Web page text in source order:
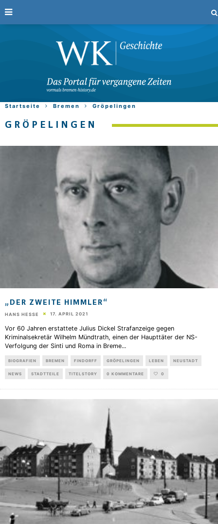
Startseite Bremen Gröpelingen
GRÖPELINGEN
„DER ZWEITE HIMMLER“
HANS HESSE 17. APRIL 2021
Vor 60 Jahren erstattete Julius Dickel Strafanzeige gegen
Kriminalsekretär Wilhelm Mündtrath, einen der Haupttäter der NS-
Verfolgung der Sinti und Roma in Breme...
BIOGRAFIEN BREMEN FINDORFF GRÖPELINGEN LEBEN NEUSTADT
NEWS STADTTEILE TITELSTORY 0 KOMMENTARE 0